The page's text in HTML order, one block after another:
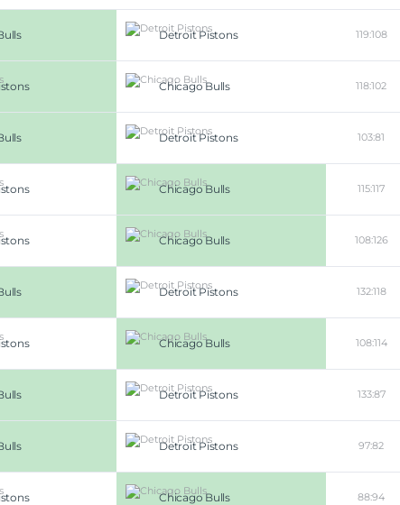
Detroit Pistons 119:108
Chicago Bulls 118:102
Detroit Pistons 103:81
Chicago Bulls 115:117
Chicago Bulls 108:126
Detroit Pistons 132:118
Chicago Bulls 108:114
Detroit Pistons 133:87
Detroit Pistons 97:82
Chicago Bulls 88:94